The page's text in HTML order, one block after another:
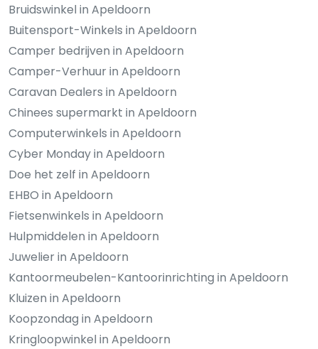
Bruidswinkel in Apeldoorn
Buitensport-Winkels in Apeldoorn
Camper bedrijven in Apeldoorn
Camper-Verhuur in Apeldoorn
Caravan Dealers in Apeldoorn
Chinees supermarkt in Apeldoorn
Computerwinkels in Apeldoorn
Cyber Monday in Apeldoorn
Doe het zelf in Apeldoorn
EHBO in Apeldoorn
Fietsenwinkels in Apeldoorn
Hulpmiddelen in Apeldoorn
Juwelier in Apeldoorn
Kantoormeubelen-Kantoorinrichting in Apeldoorn
Kluizen in Apeldoorn
Koopzondag in Apeldoorn
Kringloopwinkel in Apeldoorn